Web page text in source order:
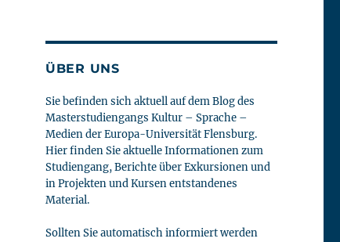
ÜBER UNS
Sie befinden sich aktuell auf dem Blog des
Masterstudiengangs Kultur – Sprache –
Medien der Europa-Universität Flensburg.
Hier finden Sie aktuelle Informationen zum
Studiengang, Berichte über Exkursionen und
in Projekten und Kursen entstandenes
Material.
Sollten Sie automatisch informiert werden